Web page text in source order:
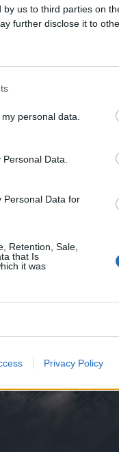
by us to third parties on
further disclose it to
personal data.
Data.
Personal Data for
Retention, Sale,
that Is
it was
Privacy Policy